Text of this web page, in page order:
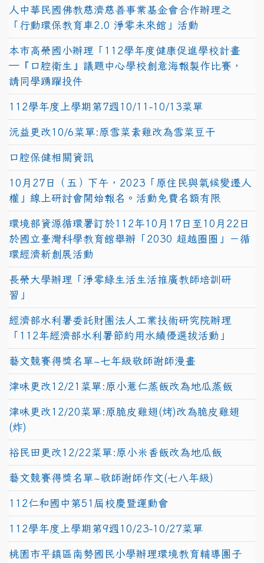
人中華民國佛教慈濟慈善事業基金會合作辦理之
「行動環保教育車2.0 淨零未來館」活動
本市高榮國小辦理「112學年度健康促進學校計畫
─『口腔衛生』議題中心學校創意海報製作比賽，
請同學踴躍投件
112學年度上學期第7週10/11-10/13菜單
沅益更改10/6菜單:原雪菜素雞改為雪菜豆干
口腔保健相關資訊
10月27日（五）下午，2023「原住民與氣候變遷人
權」線上研討會開始報名。活動免費名額有限
環境部資源循環署訂於112年10月17日至10月22日
於國立臺灣科學教育館舉辦「2030 超越圈圈」－循
環經濟新創展活動
長榮大學辦理「淨零綠生活生活推廣教師培訓研
習」
經濟部水利署委託財團法人工業技術研究院辦理
「112年經濟部水利署節約用水績優選拔活動」
藝文競賽得獎名單~七年級敬師謝師漫畫
津味更改12/21菜單:原小薏仁蒸飯改為地瓜蒸飯
津味更改12/20菜單:原脆皮雞翅(烤)改為脆皮雞翅
(炸)
裕民田更改12/22菜單:原小米香飯改為地瓜飯
藝文競賽得獎名單~敬師謝師作文(七八年級)
112仁和國中第51屆校慶暨運動會
112學年度上學期第9週10/23-10/27菜單
桃園市平鎮區南勢國民小學辦理環境教育輔導團子